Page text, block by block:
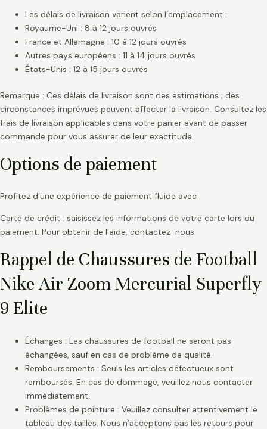
Les délais de livraison varient selon l’emplacement :
Royaume-Uni : 8 à 12 jours ouvrés
France et Allemagne : 10 à 12 jours ouvrés
Autres pays européens : 11 à 14 jours ouvrés
États-Unis : 12 à 15 jours ouvrés
Remarque : Ces délais de livraison sont des estimations ; des
circonstances imprévues peuvent affecter la livraison. Consultez les
frais de livraison applicables dans votre panier avant de passer
commande pour vous assurer de leur exactitude.
Options de paiement
Profitez d’une expérience de paiement fluide avec :
Carte de crédit : saisissez les informations de votre carte lors du
paiement. Pour obtenir de l’aide, contactez-nous.
Rappel de Chaussures de Football
Nike Air Zoom Mercurial Superfly
9 Elite
Échanges : Les chaussures de football ne seront pas
échangées, sauf en cas de problème de qualité.
Remboursements : Seuls les articles défectueux sont
remboursés. En cas de dommage, veuillez nous contacter
immédiatement.
Problèmes de pointure : Veuillez consulter attentivement le
tableau des tailles. Nous n’acceptons pas les retours pour